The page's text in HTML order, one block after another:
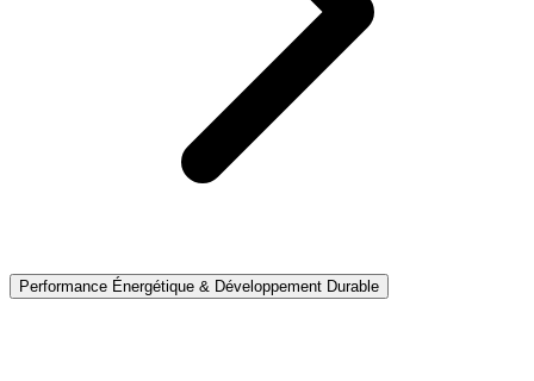
Performance Énergétique & Développement Durable